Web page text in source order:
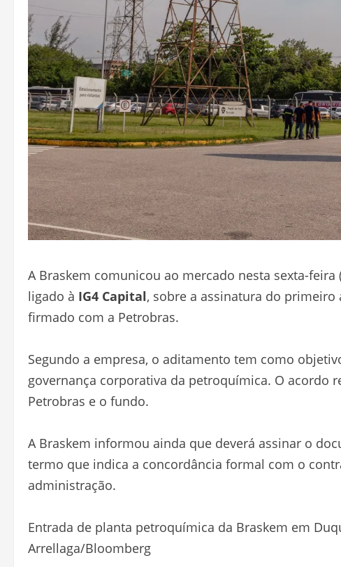
A Braskem comunicou ao mercado nesta sexta-
ligado à IG4 Capital, sobre a assinatura do
firmado com a Petrobras.
Segundo a empresa, o aditamento tem como
governança corporativa da petroquímica. O acordo
Petrobras e o fundo.
A Braskem informou ainda que deverá assinar o
termo que indica a concordância formal com o
administração.
Entrada de planta petroquímica da Braskem em
Arrellaga/Bloomberg